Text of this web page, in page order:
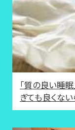
「質の良い睡
ぎても良くない